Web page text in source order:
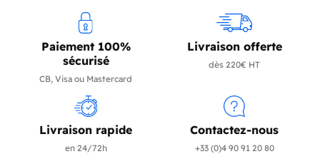
Paiement 100%
sécurisé
CB, Visa ou Mastercard
Livraison offerte
dès 220€ HT
Livraison rapide
en 24/72h
Contactez-nous
+33 (0)4 90 91 20 80